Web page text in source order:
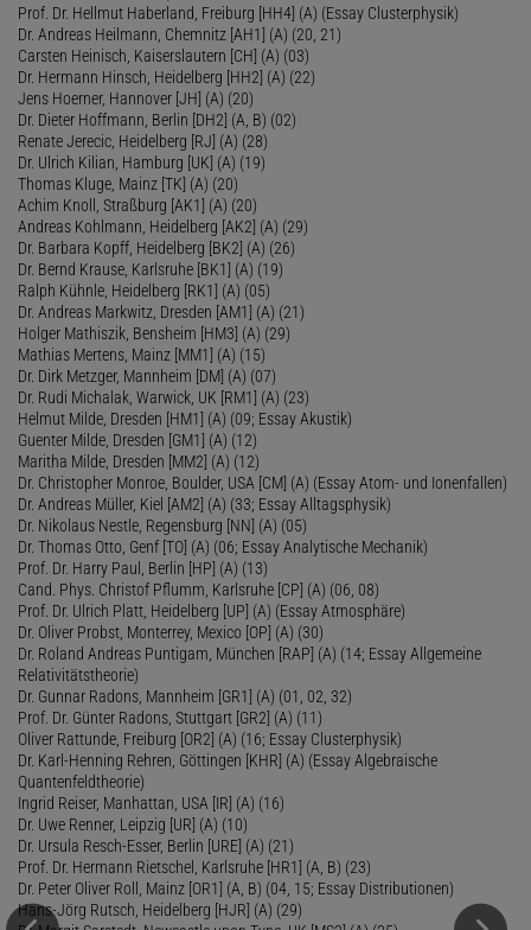
Prof. Dr. Hellmut Haberland, Freiburg [HH4] (A) (Essay Clusterphysik)
Dr. Andreas Heilmann, Chemnitz [AH1] (A) (20, 21)
Carsten Heinisch, Kaiserslautern [CH] (A) (03)
Dr. Hermann Hinsch, Heidelberg [HH2] (A) (22)
Jens Hoerner, Hannover [JH] (A) (20)
Dr. Dieter Hoffmann, Berlin [DH2] (A, B) (02)
Renate Jerecic, Heidelberg [RJ] (A) (28)
Dr. Ulrich Kilian, Hamburg [UK] (A) (19)
Thomas Kluge, Mainz [TK] (A) (20)
Achim Knoll, Straßburg [AK1] (A) (20)
Andreas Kohlmann, Heidelberg [AK2] (A) (29)
Dr. Barbara Kopff, Heidelberg [BK2] (A) (26)
Dr. Bernd Krause, Karlsruhe [BK1] (A) (19)
Ralph Kühnle, Heidelberg [RK1] (A) (05)
Dr. Andreas Markwitz, Dresden [AM1] (A) (21)
Holger Mathiszik, Bensheim [HM3] (A) (29)
Mathias Mertens, Mainz [MM1] (A) (15)
Dr. Dirk Metzger, Mannheim [DM] (A) (07)
Dr. Rudi Michalak, Warwick, UK [RM1] (A) (23)
Helmut Milde, Dresden [HM1] (A) (09; Essay Akustik)
Guenter Milde, Dresden [GM1] (A) (12)
Maritha Milde, Dresden [MM2] (A) (12)
Dr. Christopher Monroe, Boulder, USA [CM] (A) (Essay Atom- und Ionenfallen)
Dr. Andreas Müller, Kiel [AM2] (A) (33; Essay Alltagsphysik)
Dr. Nikolaus Nestle, Regensburg [NN] (A) (05)
Dr. Thomas Otto, Genf [TO] (A) (06; Essay Analytische Mechanik)
Prof. Dr. Harry Paul, Berlin [HP] (A) (13)
Cand. Phys. Christof Pflumm, Karlsruhe [CP] (A) (06, 08)
Prof. Dr. Ulrich Platt, Heidelberg [UP] (A) (Essay Atmosphäre)
Dr. Oliver Probst, Monterrey, Mexico [OP] (A) (30)
Dr. Roland Andreas Puntigam, München [RAP] (A) (14; Essay Allgemeine
Relativitätstheorie)
Dr. Gunnar Radons, Mannheim [GR1] (A) (01, 02, 32)
Prof. Dr. Günter Radons, Stuttgart [GR2] (A) (11)
Oliver Rattunde, Freiburg [OR2] (A) (16; Essay Clusterphysik)
Dr. Karl-Henning Rehren, Göttingen [KHR] (A) (Essay Algebraische
Quantenfeldtheorie)
Ingrid Reiser, Manhattan, USA [IR] (A) (16)
Dr. Uwe Renner, Leipzig [UR] (A) (10)
Dr. Ursula Resch-Esser, Berlin [URE] (A) (21)
Prof. Dr. Hermann Rietschel, Karlsruhe [HR1] (A, B) (23)
Dr. Peter Oliver Roll, Mainz [OR1] (A, B) (04, 15; Essay Distributionen)
Hans-Jörg Rutsch, Heidelberg [HJR] (A) (29)